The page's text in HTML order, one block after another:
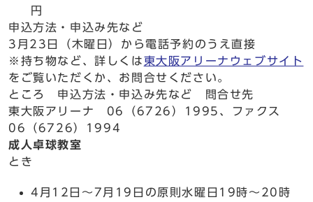
円
申込方法・申込み先など
3月23日（木曜日）から電話予約のうえ直接
※持ち物など、詳しくは東大阪アリーナウェブサイト
をご覧いただくか、お問合せください。
ところ 申込方法・申込み先など 問合せ先
東大阪アリーナ 06（6726）1995、ファクス
06（6726）1994
成人卓球教室
とき
4月12日～7月19日の原則水曜日19時～20時